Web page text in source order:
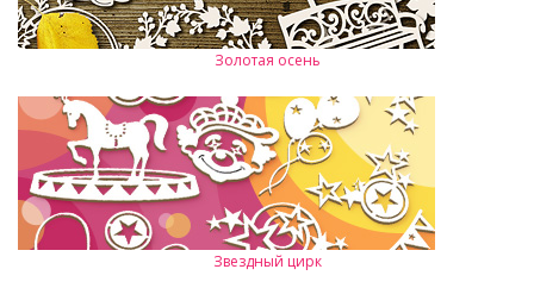
Золотая осень
Звездный цирк